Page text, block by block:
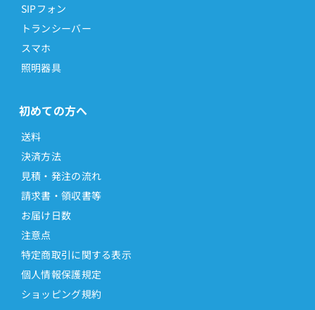
SIPフォン
トランシーバー
スマホ
照明器具
初めての方へ
送料
決済方法
見積・発注の流れ
請求書・領収書等
お届け日数
注意点
特定商取引に関する表示
個人情報保護規定
ショッピング規約